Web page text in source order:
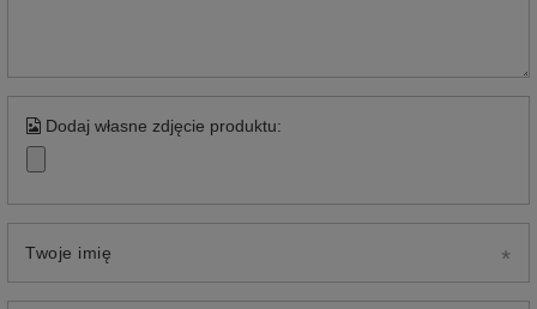
Dodaj własne zdjęcie produktu:
Twoje imię